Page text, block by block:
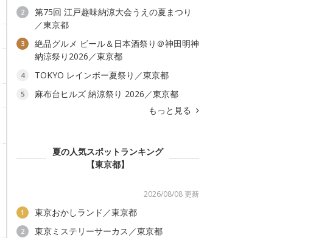
2
第75回 江戸趣味納涼大会うえの夏まつり
／東京都
3
絶品グルメ ビール＆日本酒祭り＠神田明神
納涼祭り2026／東京都
4 TOKYO レインボー夏祭り／東京都
5
麻布台ヒルズ 納涼祭り 2026／東京都
もっと見る
夏の人気スポットランキング
【東京都】
2026/08/08 更新
1 東京おかしランド／東京都
2 東京ミステリーサーカス／東京都